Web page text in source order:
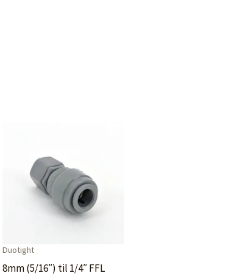
Duotight
8mm (5/16″) til 1/4″ FFL